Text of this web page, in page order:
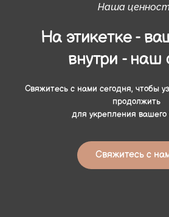
Наша
На этикетке -
внутри - наш
Свяжитесь с нами сегодня, чтобы
продолжить
для укрепления
Свяжитесь с